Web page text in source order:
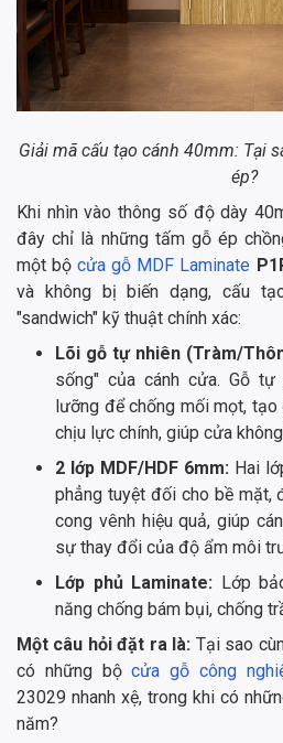
Giải mã cấu tạo cánh 40mm: Tại
ép?
Khi nhìn vào thông số độ dày
đây chỉ là những tấm gỗ ép
một bộcửa gỗ MDF Laminate
và không bị biến dạng, cấu
"sandwich" kỹ thuật chính xác:
Lõi gỗ tự nhiên (Tràm/
sống" của cánh cửa. Gỗ
lưỡng để chống mối mọt,
chịu lực chính, giúp cửa
2 lớp MDF/HDF 6mm:Hai
phẳng tuyệt đối cho bề mặt,
cong vênh hiệu quả, giúp
sự thay đổi của độ ẩm môi
Lớp phủ Laminate: Lớp
năng chống bám bụi, chống
Một câu hỏi đặt ra là: Tại sao
có những bộcửa gỗ công
23029 nhanh xệ, trong khi có
năm?